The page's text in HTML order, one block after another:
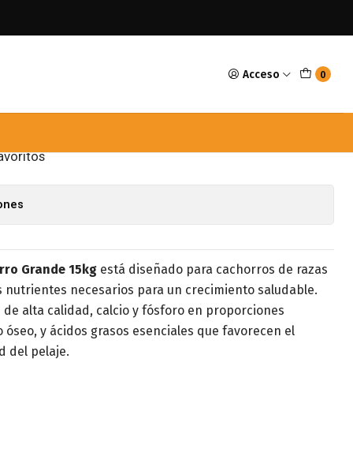
Acceso 0
Cachorro Grande
Grande 15kg está diseñado para cachorros de razas
necesarios para un crecimiento saludable.
alta calidad, calcio y fósforo en proporciones
y ácidos grasos esenciales que favorecen el
del pelaje.